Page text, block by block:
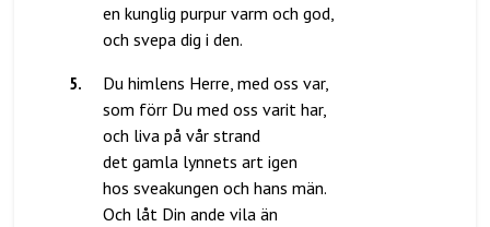
en kunglig purpur varm och god,
5.
Du himlens Herre, med oss var,
som förr Du med oss varit har,
och liva på vår strand
det gamla lynnets art igen
hos sveakungen och hans män.
Och låt Din ande vila än